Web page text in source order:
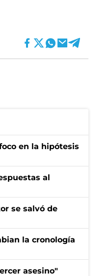
en la hipótesis
al
se salvó de
la cronología
asesino"